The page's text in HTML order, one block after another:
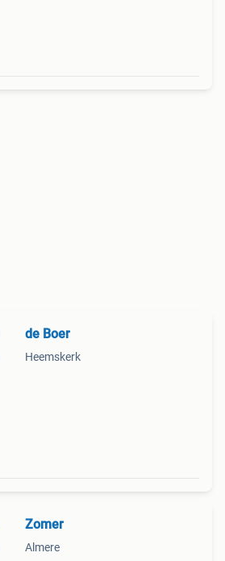
de Boer
Heemskerk
Zomer
Almere